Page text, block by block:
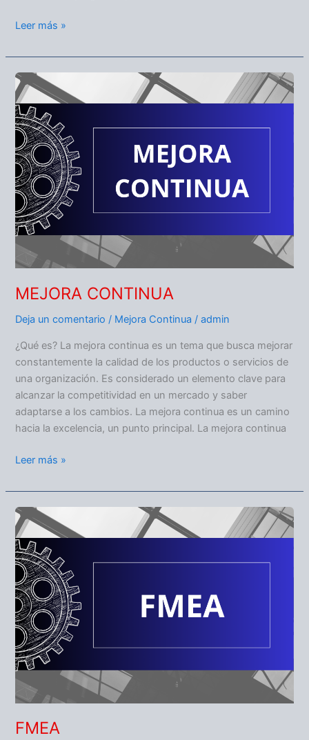
Leer más »
MEJORA CONTINUA
Deja un comentario / Mejora Continua /admin
¿Qué es? La mejora continua es un tema que busca mejorar
constantemente la calidad de los productos o servicios de
una organización. Es considerado un elemento clave para
alcanzar la competitividad en un mercado y saber
adaptarse a los cambios. La mejora continua es un camino
hacia la excelencia, un punto principal. La mejora continua
MEJORA
CONTINUA
Leer más »
FMEA
FMEA